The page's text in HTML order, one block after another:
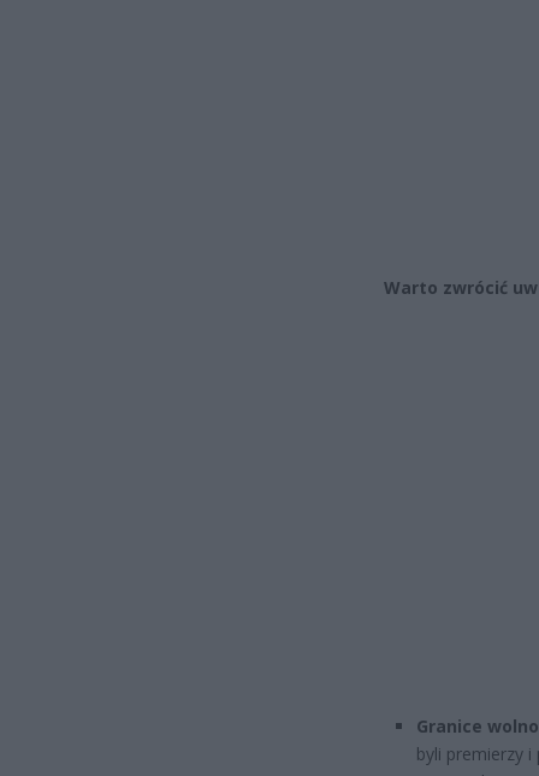
Warto zwrócić
Granice
byli premierzy i